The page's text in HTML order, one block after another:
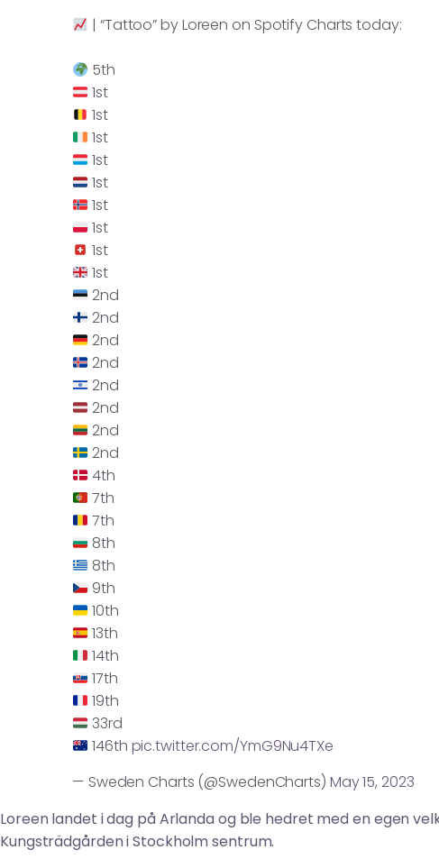
| “Tattoo” by Loreen on Spotify Charts today:
5th
1st
1st
1st
1st
1st
1st
1st
1st
1st
2nd
2nd
2nd
2nd
2nd
2nd
2nd
2nd
4th
7th
7th
8th
8th
9th
10th
13th
14th
17th
19th
33rd
146th pic.twitter.com/YmG9Nu4TXe
— Sweden Charts (@SwedenCharts) May 15, 2023
Loreen landet i dag på Arlanda og ble hedret med en egen
Kungsträdgården i Stockholm sentrum.